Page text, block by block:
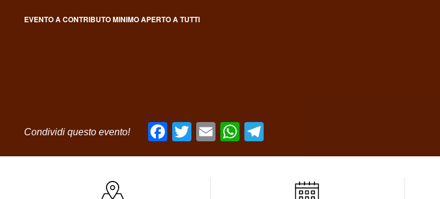
EVENTO A CONTRIBUTO MINIMO APERTO A TUTTI
Condividi questo evento! Facebook
Twitter
EmailWhatsApp